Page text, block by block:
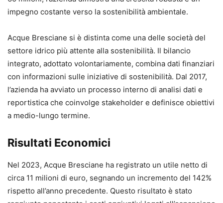
impegno costante verso la sostenibilità ambientale.
Acque Bresciane si è distinta come una delle società del
settore idrico più attente alla sostenibilità. Il bilancio
integrato, adottato volontariamente, combina dati finanziari
con informazioni sulle iniziative di sostenibilità. Dal 2017,
l’azienda ha avviato un processo interno di analisi dati e
reportistica che coinvolge stakeholder e definisce obiettivi
a medio-lungo termine.
Risultati Economici
Nel 2023, Acque Bresciane ha registrato un utile netto di
circa 11 milioni di euro, segnando un incremento del 142%
rispetto all’anno precedente. Questo risultato è stato